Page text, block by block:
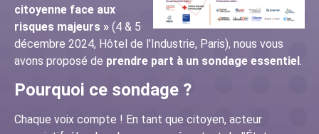
citoyenne face aux
risques majeurs » (4 & 5
décembre 2024, Hôtel de l’Industrie, Paris), nous vous
avons proposé de prendre part à un sondage essentiel.
Pourquoi ce sondage ?
Chaque voix compte ! En tant que citoyen, acteur